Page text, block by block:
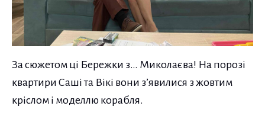
За сюжетом ці Бережки з… Миколаєва! На порозі
квартири Саші та Вікі вони з’явилися з жовтим
кріслом і моделлю корабля.